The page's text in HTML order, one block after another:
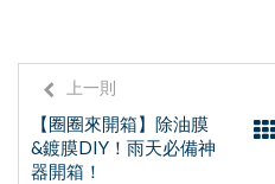
上一則
【圈圈來開箱】除油膜
&鍍膜DIY！雨天必備神
器開箱！